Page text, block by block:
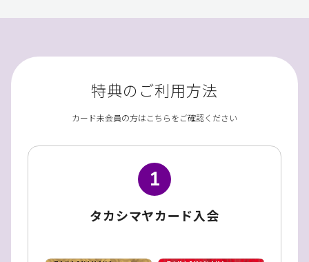
特典のご利用方法
カード未会員の方はこちらをご確認ください
1
タカシマヤカード入会